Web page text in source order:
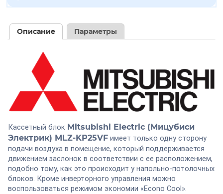
Описание Параметры
Кассетный блок Mitsubishi Electric (Мицубиси
Электрик) MLZ-KP25VF имеет только одну сторону
подачи воздуха в помещение, который поддерживается
движением заслонок в соответствии с ее расположением,
подобно тому, как это происходит у напольно-потолочных
блоков. Кроме инверторного управления можно
воспользоваться режимом экономии «Econo Cool».